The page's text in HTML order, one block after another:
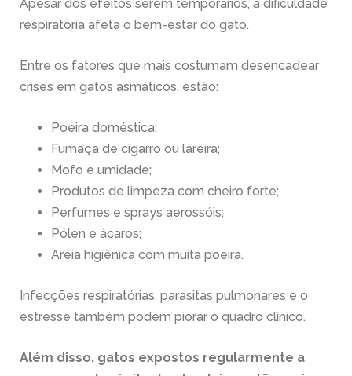
Apesar dos efeitos serem temporários, a dificuldade
respiratória afeta o bem-estar do gato.
Entre os fatores que mais costumam desencadear
crises em gatos asmáticos, estão:
Poeira doméstica;
Fumaça de cigarro ou lareira;
Mofo e umidade;
Produtos de limpeza com cheiro forte;
Perfumes e sprays aerossóis;
Pólen e ácaros;
Areia higiênica com muita poeira.
Infecções respiratórias, parasitas pulmonares e o
estresse também podem piorar o quadro clínico.
Além disso, gatos expostos regularmente a